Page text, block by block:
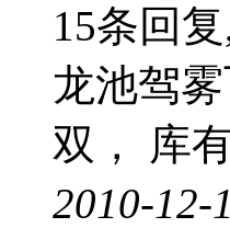
15条回
龙池驾
双， 库
2010-12-